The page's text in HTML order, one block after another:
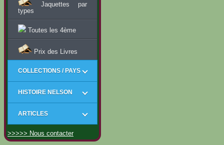
Jaquettes par
types
Toutes les 4ème
Prix des Livres
COLLECTIONS / PAYS
HISTOIRE NELSON
ARTICLES
>>>>> Nous contacter